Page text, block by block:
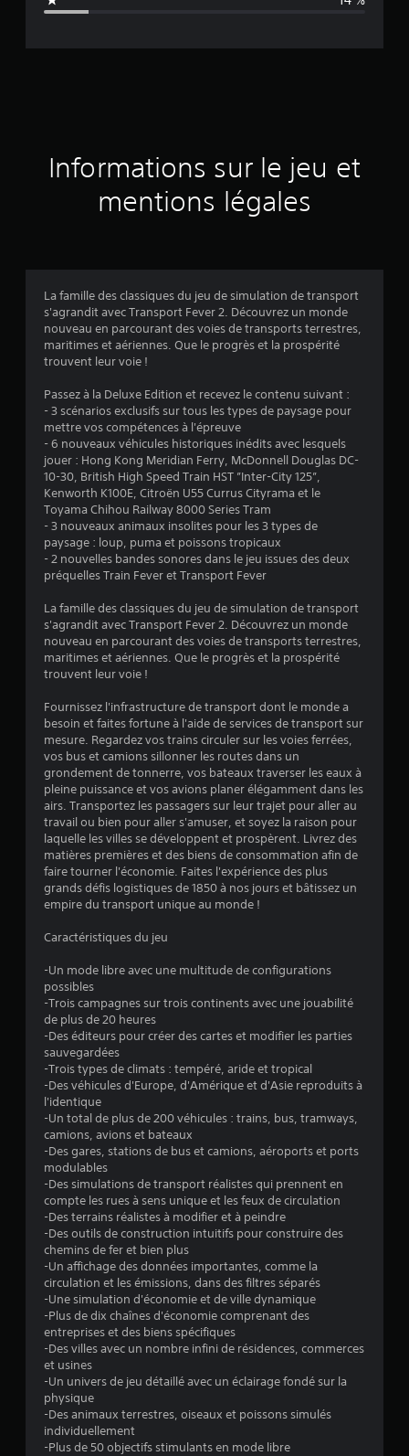
d
a
:
.
1
t
o
i
l
e
s
s
u
r
5
5
5
i
s
)
Informations sur le jeu et
mentions légales
La famille des classiques du jeu de simulation de transport
s'agrandit avec Transport Fever 2. Découvrez un monde
nouveau en parcourant des voies de transports terrestres,
maritimes et aériennes. Que le progrès et la prospérité
trouvent leur voie !
Passez à la Deluxe Edition et recevez le contenu suivant :
- 3 scénarios exclusifs sur tous les types de paysage pour
mettre vos compétences à l'épreuve
- 6 nouveaux véhicules historiques inédits avec lesquels
jouer : Hong Kong Meridian Ferry, McDonnell Douglas DC-
10-30, British High Speed Train HST ”Inter-City 125”,
Kenworth K100E, Citroën U55 Currus Cityrama et le
Toyama Chihou Railway 8000 Series Tram
- 3 nouveaux animaux insolites pour les 3 types de
paysage : loup, puma et poissons tropicaux
- 2 nouvelles bandes sonores dans le jeu issues des deux
préquelles Train Fever et Transport Fever
La famille des classiques du jeu de simulation de transport
s'agrandit avec Transport Fever 2. Découvrez un monde
nouveau en parcourant des voies de transports terrestres,
maritimes et aériennes. Que le progrès et la prospérité
trouvent leur voie !
Fournissez l'infrastructure de transport dont le monde a
besoin et faites fortune à l'aide de services de transport sur
mesure. Regardez vos trains circuler sur les voies ferrées,
vos bus et camions sillonner les routes dans un
grondement de tonnerre, vos bateaux traverser les eaux à
pleine puissance et vos avions planer élégamment dans les
airs. Transportez les passagers sur leur trajet pour aller au
travail ou bien pour aller s'amuser, et soyez la raison pour
laquelle les villes se développent et prospèrent. Livrez des
matières premières et des biens de consommation afin de
faire tourner l'économie. Faites l'expérience des plus
grands défis logistiques de 1850 à nos jours et bâtissez un
empire du transport unique au monde !
Caractéristiques du jeu
-Un mode libre avec une multitude de configurations
possibles
-Trois campagnes sur trois continents avec une jouabilité
de plus de 20 heures
-Des éditeurs pour créer des cartes et modifier les parties
sauvegardées
-Trois types de climats : tempéré, aride et tropical
-Des véhicules d'Europe, d'Amérique et d'Asie reproduits à
l'identique
-Un total de plus de 200 véhicules : trains, bus, tramways,
camions, avions et bateaux
-Des gares, stations de bus et camions, aéroports et ports
modulables
-Des simulations de transport réalistes qui prennent en
compte les rues à sens unique et les feux de circulation
-Des terrains réalistes à modifier et à peindre
-Des outils de construction intuitifs pour construire des
chemins de fer et bien plus
-Un affichage des données importantes, comme la
circulation et les émissions, dans des filtres séparés
-Une simulation d'économie et de ville dynamique
-Plus de dix chaînes d'économie comprenant des
entreprises et des biens spécifiques
-Des villes avec un nombre infini de résidences, commerces
et usines
-Un univers de jeu détaillé avec un éclairage fondé sur la
physique
-Des animaux terrestres, oiseaux et poissons simulés
individuellement
-Plus de 50 objectifs stimulants en mode libre